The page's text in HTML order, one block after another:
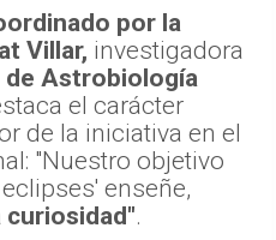
por la
Villar, investigadora
de Astrobiología
el carácter
de la iniciativa en el
"Nuestro objetivo
enseñe,
.